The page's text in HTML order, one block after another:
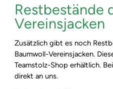
Restbestände
Vereinsjacken
Zusätzlich gibt es noch
Baumwoll-Vereinsjacken.
Teamstolz-Shop erhältlich.
direkt an uns.